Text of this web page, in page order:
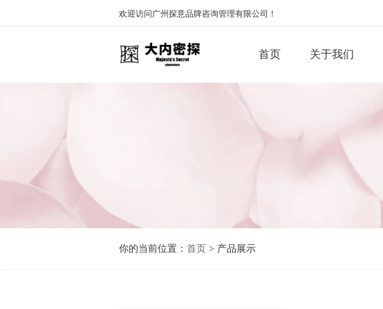
欢迎访问广州探意品牌咨询管理有限公司！
首页 关于我们
你的当前位置： 首页 > 产品展示